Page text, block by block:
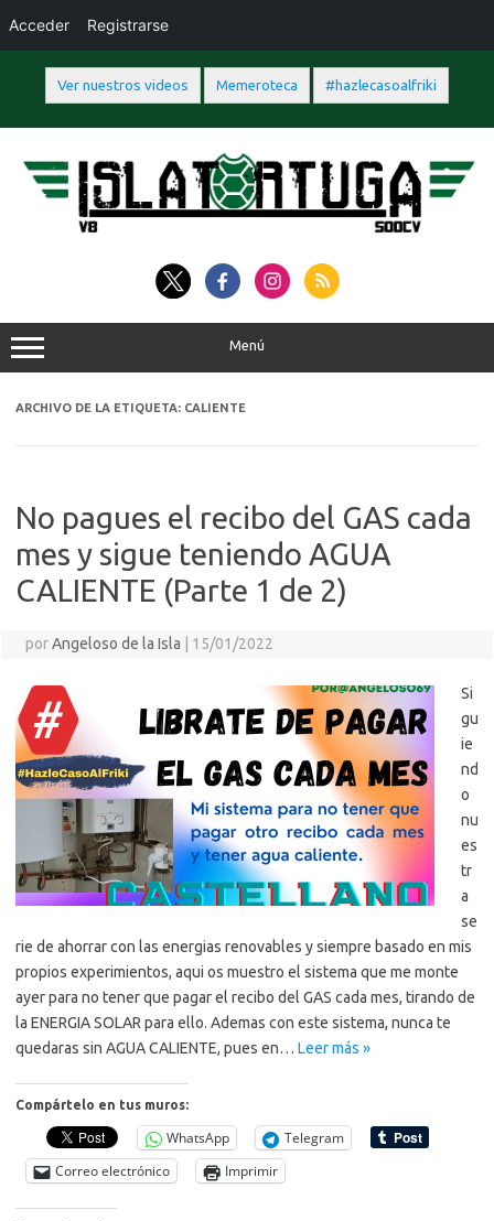
Ver nuestros videos Memeroteca #hazlecasoalfriki
Acceder Registrarse
contenido
Menú
ARCHIVO DE LA ETIQUETA: CALIENTE
No pagues el recibo del GAS cada
mes y sigue teniendo AGUA
CALIENTE (Parte 1 de 2)
porAngeloso de la Isla 15/01/2022
Si
gu
ie
nd
o
nu
es
tr
a
se
rie de ahorrar con las energias renovables y siempre basado en mis
propios experimientos, aqui os muestro el sistema que me monte
ayer para no tener que pagar el recibo del GAS cada mes, tirando de
la ENERGIA SOLAR para ello. Ademas con este sistema, nunca te
quedaras sin AGUA CALIENTE, pues en… Leer más »
Compártelo en tus muros:
WhatsApp
Telegram
Correo electrónico
Imprimir